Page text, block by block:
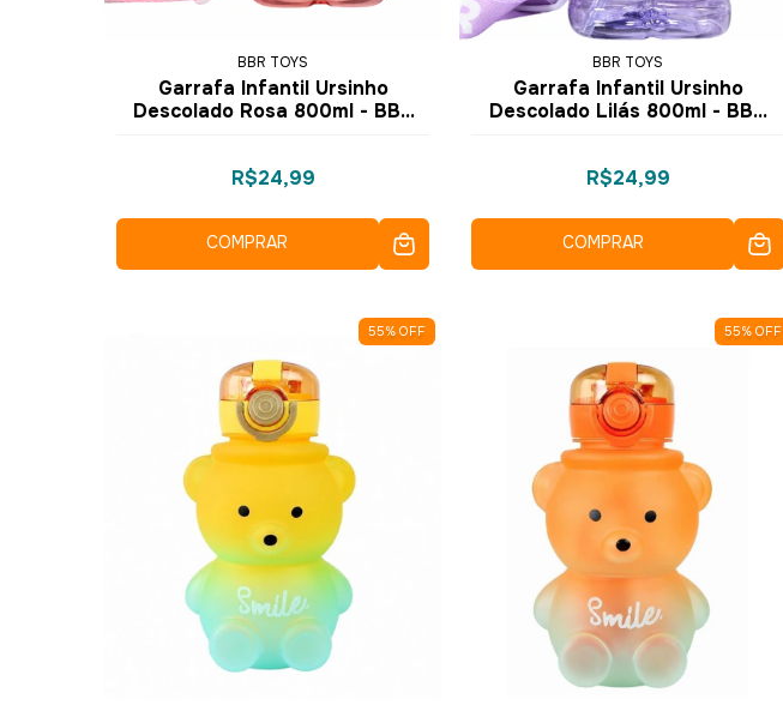
BBR TOYS
Garrafa Infantil Ursinho
Descolado Rosa 800ml - BBR
R$24,99
COMPRAR
BBR TOYS
Garrafa Infantil Ursinho
Descolado Lilás 800ml - BBR
R$24,99
COMPRAR
55%OFF 55% OFF